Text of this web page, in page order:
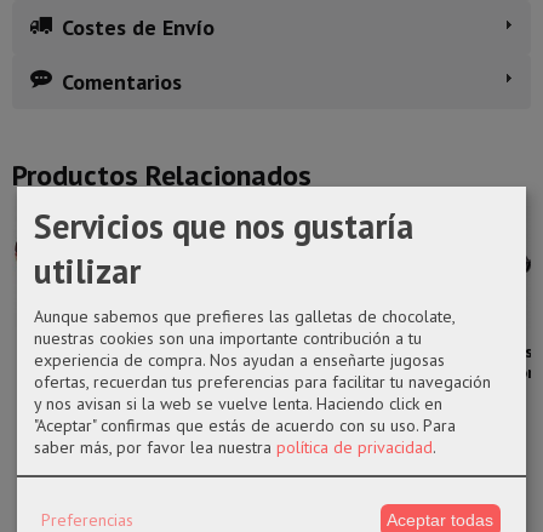
Costes de Envío
Comentarios
Productos Relacionados
Funko pop 672
Sarada Uchiha
14,50 €
Funko pop
1100 Godspeed
14,50 €
Funko pop
1112 Allison de
la serie...
14,50 €
Riñonera gris
Nasa Houston
17,95 €
Servicios que nos gustaría
utilizar
Aunque sabemos que prefieres las galletas de chocolate,
nuestras cookies son una importante contribución a tu
experiencia de compra. Nos ayudan a enseñarte jugosas
ofertas, recuerdan tus preferencias para facilitar tu navegación
y nos avisan si la web se vuelve lenta. Haciendo click en
"Aceptar" confirmas que estás de acuerdo con su uso. Para
saber más, por favor lea nuestra política de privacidad.
Preferencias Aceptar todas